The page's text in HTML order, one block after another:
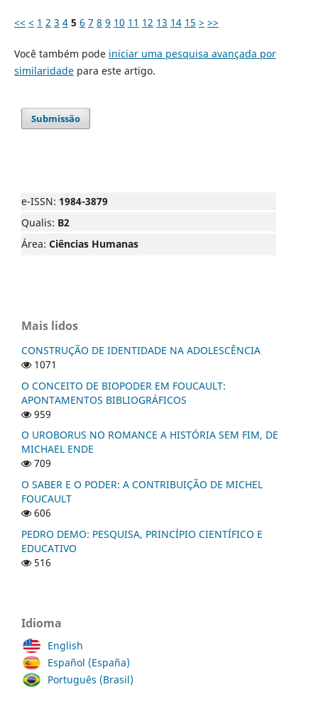
<< < 1 2 3 4 5 6 7 8 9 10 11 12 13 14 15 > >>
Você também pode iniciar uma pesquisa avançada por
similaridadepara este artigo.
Submissão
e-ISSN: 1984-3879
Qualis: B2
Área: Ciências Humanas
Mais lidos
CONSTRUÇÃO DE IDENTIDADE NA ADOLESCÊNCIA
1071
O CONCEITO DE BIOPODER EM FOUCAULT:
APONTAMENTOS BIBLIOGRÁFICOS
959
O UROBORUS NO ROMANCE A HISTÓRIA SEM FIM, DE
MICHAEL ENDE
709
O SABER E O PODER: A CONTRIBUIÇÃO DE MICHEL
FOUCAULT
606
PEDRO DEMO: PESQUISA, PRINCÍPIO CIENTÍFICO E
EDUCATIVO
516
Idioma
English
Español (España)
Português (Brasil)